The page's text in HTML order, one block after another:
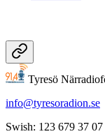
Tyresö
info@tyresoradion.se
Swish: 123 679 37 07